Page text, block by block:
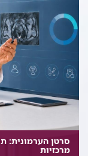
סרטן הערמונית:
מרכזיות